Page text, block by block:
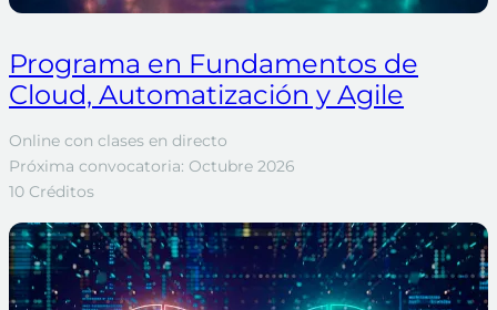
Programa en Fundamentos de
Cloud, Automatización y Agile
Online con clases en directo
Próxima convocatoria: Octubre 2026
10 Créditos